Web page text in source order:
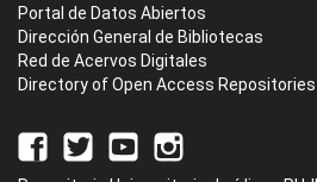
Portal de Datos Abiertos
Dirección General de Bibliotecas
Red de Acervos Digitales
Directory of Open Access Repositories